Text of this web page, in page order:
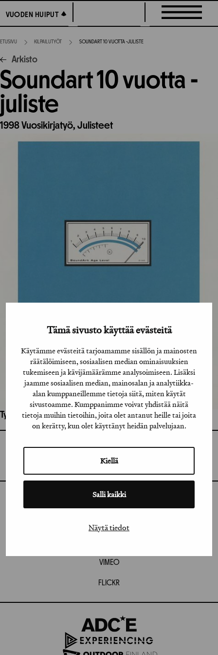
Tämä sivusto käyttää evästeitä
Käytämme evästeitä tarjoamamme sisällön ja mainosten
räätälöimiseen, sosiaalisen median ominaisuuksien
tukemiseen ja kävijämäärämme analysoimiseen. Lisäksi
jaamme sosiaalisen median, mainosalan ja analytiikka-
alan kumppaneillemme tietoja siitä, miten käytät
sivustoamme. Kumppanimme voivat yhdistää näitä
tietoja muihin tietoihin, joita olet antanut heille tai joita
on kerätty, kun olet käyttänyt heidän palvelujaan.
Kiellä
Salli kaikki
Näytä tiedot
suoraan
sisältöön
VUODEN HUIPUT
VUODEN HUIPUT
ETUSIVU KILPAILUTYÖT SOUNDART 10 VUOTTA -JULISTE
Arkisto
Soundart 10 vuotta -
juliste
1998Vuosikirjatyö, Julisteet
Työhön osallistuneet henkilöt / tahot:
VIMEO
FLICKR